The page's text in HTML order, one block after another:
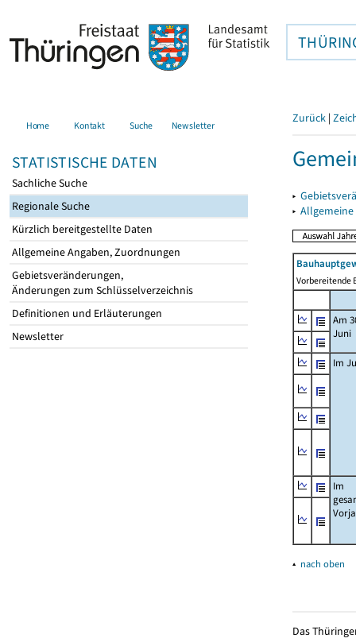
Home Kontakt Suche Newsletter
STATISTISCHE DATEN
Sachliche Suche
Regionale Suche
Kürzlich bereitgestellte Daten
Allgemeine Angaben, Zuordnungen
Gebietsveränderungen,
Änderungen zum Schlüsselverzeichnis
Definitionen und Erläuterungen
Newsletter
Zurück |
▸
▸
Vorbereitende
Am
Juni
Im
Im
▴ nach oben
Das